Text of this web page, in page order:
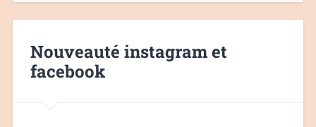
Nouveauté instagram et
facebook